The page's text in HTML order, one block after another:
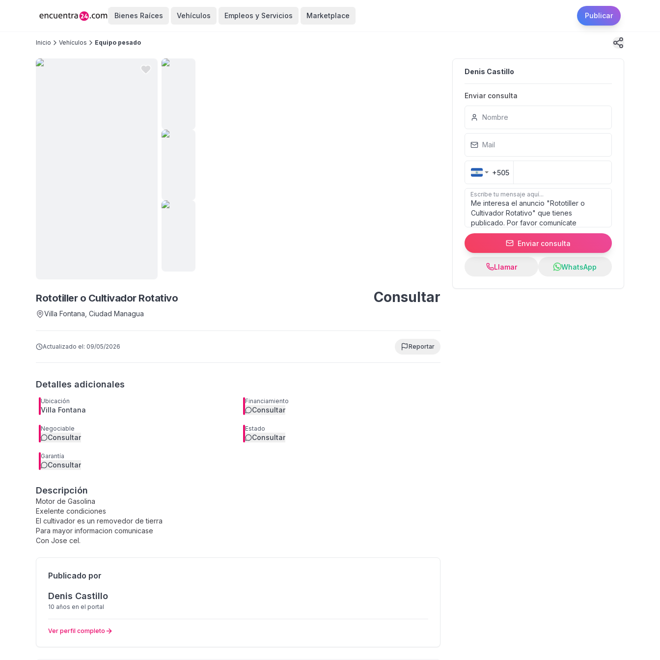
Bienes Raíces Vehículos Empleos y Servicios Marketplace Publicar
Inicio Vehículos Equipo pesado
Rototiller o Cultivador Rotativo
Villa Fontana , Ciudad Managua
Consultar
Actualizado el: 09/05/2026 Reportar
Detalles adicionales
Ubicación
Villa Fontana
Financiamiento
Consultar
Negociable
Consultar
Estado
Consultar
Garantía
Consultar
Descripción
Motor de Gasolina
Exelente condiciones
El cultivador es un removedor de tierra
Para mayor informacion comunicase
Con Jose cel.
Publicado por
Denis Castillo
10 años en el portal
Ver perfil completo
Denis Castillo
Enviar consulta
Nombre
Mail
+505
Escribe tu mensaje aquí...
Enviar consulta
Llamar WhatsApp